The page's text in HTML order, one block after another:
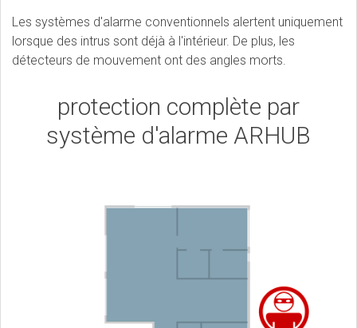
Les systèmes d'alarme conventionnels alertent uniquement
lorsque des intrus sont déjà à l'intérieur. De plus, les
détecteurs de mouvement ont des angles morts.
protection complète par
système d'alarme ARHUB